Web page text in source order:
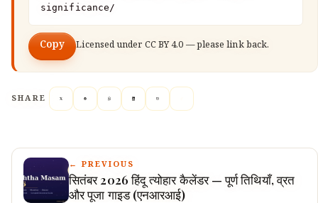
significance/
Copy Licensed under CC BY 4.0 — please link back.
SHARE
← PREVIOUS
सितंबर 2026 हिंदू त्योहार कैलेंडर — पूर्ण तिथियाँ, व्रत
और पूजा गाइड (एनआरआई)